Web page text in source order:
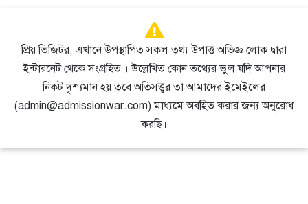
প্রিয় ভিজিটর, এখানে উপস্থাপিত সকল তথ্য উপাত্ত অভিজ্ঞ লোক দ্বারা
ইন্টারনেট থেকে সংগ্রহিত । উল্লেখিত কোন তথ্যের ভুল যদি আপনার
নিকট দৃশ্যমান হয় তবে অতিসত্ত্বর তা আমাদের ইমেইলের
(admin@admissionwar.com) মাধ্যমে অবহিত করার জন্য অনুরোধ
করছি।